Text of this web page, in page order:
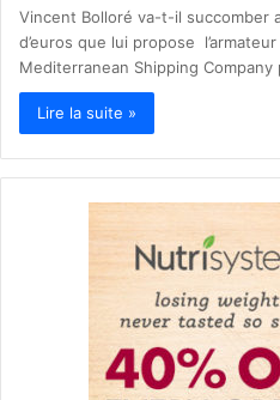
Vincent Bolloré va-t-il succomber
d’euros que lui propose
Mediterranean Shipping Company
Lire la suite »